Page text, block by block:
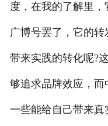
度，在我的了解里
广博号罢了，它的转
带来实践的转化呢?
够追求品牌效应，
一些能给自己带来